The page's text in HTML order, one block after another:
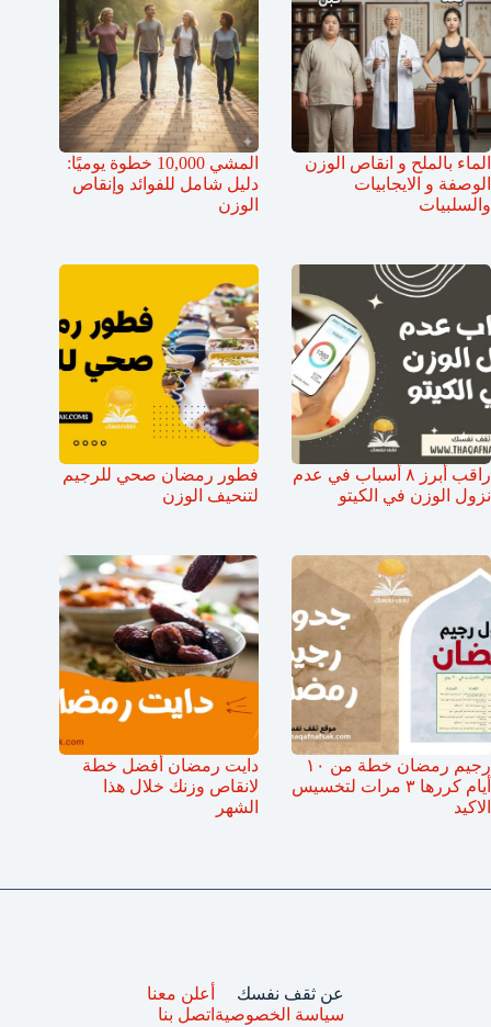
الماء بالملح و انقاص الوزن
الوصفة و الايجابيات
والسلبيات
المشي 10,000 خطوة يوميًا:
دليل شامل للفوائد وإنقاص
الوزن
راقب أبرز ٨ أسباب في عدم
نزول الوزن في الكيتو
فطور رمضان صحي للرجيم
لتنحيف الوزن
رجيم رمضان خطة من ١٠
أيام كررها ٣ مرات لتخسيس
الاكيد
دايت رمضان أفضل خطة
لانقاص وزنك خلال هذا
الشهر
عن ثقف نفسك
سياسة الخصوصية
أعلن معنا
اتصل بنا